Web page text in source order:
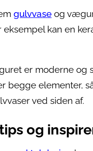
gulvvase og
kan en
er moderne og
begge elementer,
ved siden af.
og